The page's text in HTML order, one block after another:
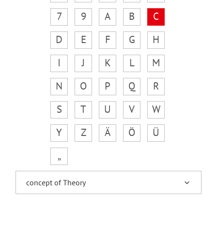
7
9 A B
C
D
E F G
H
I
J K L
M
N
O P Q
R
S
T U V
W
Y
Z Ä Ö
Ü
„